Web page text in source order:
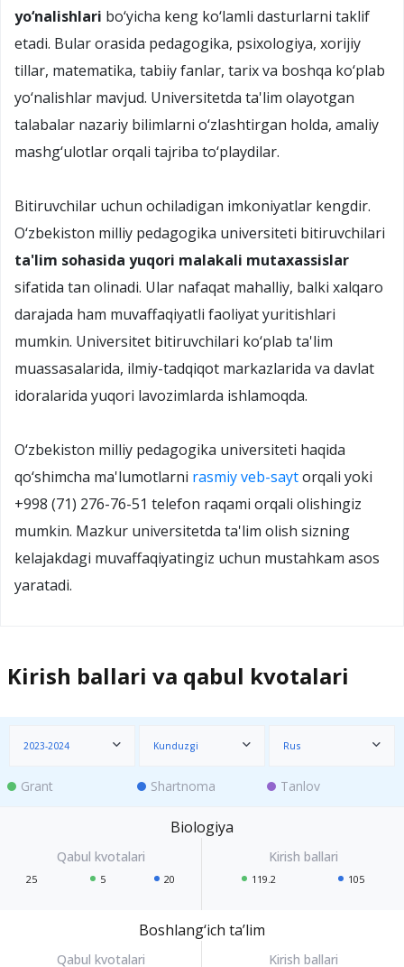
yo‘nalishlari bo‘yicha keng ko‘lamli dasturlarni taklif
etadi. Bular orasida pedagogika, psixologiya, xorijiy
tillar, matematika, tabiiy fanlar, tarix va boshqa ko‘plab
yo‘nalishlar mavjud. Universitetda ta'lim olayotgan
talabalar nazariy bilimlarni o‘zlashtirgan holda, amaliy
mashg‘ulotlar orqali tajriba to‘playdilar.
Bitiruvchilar uchun ochiladigan imkoniyatlar kengdir.
O‘zbekiston milliy pedagogika universiteti bitiruvchilari
ta'lim sohasida yuqori malakali mutaxassislar
sifatida tan olinadi. Ular nafaqat mahalliy, balki xalqaro
darajada ham muvaffaqiyatli faoliyat yuritishlari
mumkin. Universitet bitiruvchilari ko‘plab ta'lim
muassasalarida, ilmiy-tadqiqot markazlarida va davlat
idoralarida yuqori lavozimlarda ishlamoqda.
O‘zbekiston milliy pedagogika universiteti haqida
qo‘shimcha ma'lumotlarni rasmiy veb-saytorqali yoki
+998 (71) 276-76-51 telefon raqami orqali olishingiz
mumkin. Mazkur universitetda ta'lim olish sizning
kelajakdagi muvaffaqiyatingiz uchun mustahkam asos
yaratadi.
Kirish ballari va qabul kvotalari
2023-2024 Kunduzgi Rus
Grant Shartnoma Tanlov
Biologiya
25 5 20 119.2 105
Boshlang‘ich ta’lim